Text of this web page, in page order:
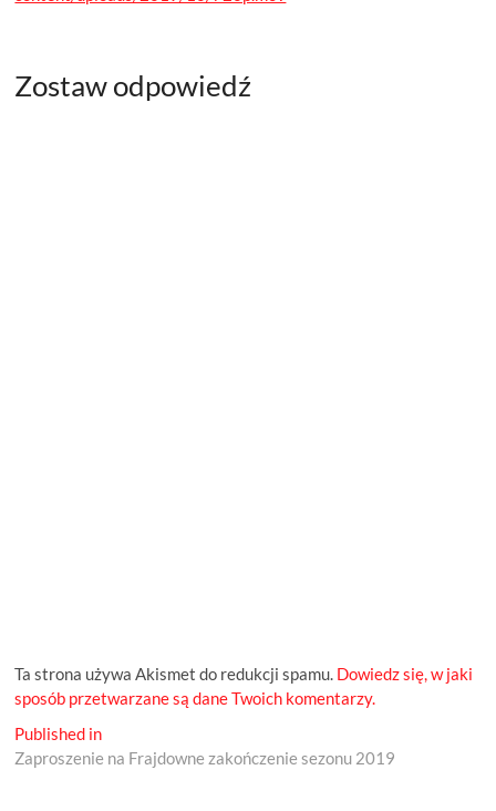
Zostaw odpowiedź
Ta strona używa Akismet do redukcji spamu. Dowiedz się, w jaki
sposób przetwarzane są dane Twoich komentarzy.
Nawigacja
wpisu
Published in
Zaproszenie na Frajdowne zakończenie sezonu 2019